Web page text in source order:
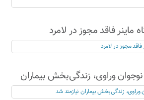
وراوی، زندگی‌بخش بیماران